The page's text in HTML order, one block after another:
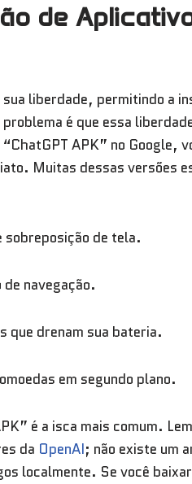
de
liberdade, permitindo a
é que essa
APK” no Google,
Muitas dessas versões
de tela.
navegação.
que drenam sua bateria.
em segundo plano.
é a isca mais comum.
da OpenAI; não existe um
localmente. Se você